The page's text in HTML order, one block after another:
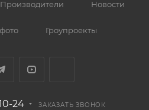
Производители Новости
Гроупроекты
24 ЗАКАЗАТЬ ЗВОНОК